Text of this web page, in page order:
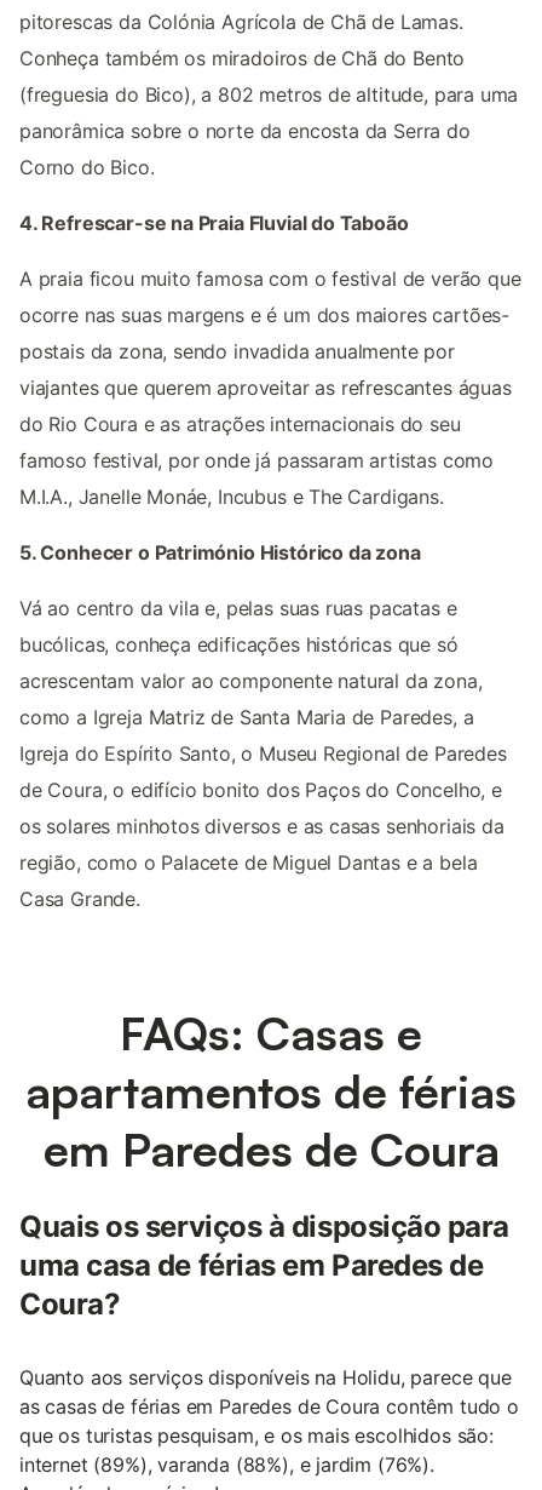
pitorescas da Colónia Agrícola de Chã de Lamas.
Conheça também os miradoiros de Chã do Bento
(freguesia do Bico), a 802 metros de altitude, para uma
panorâmica sobre o norte da encosta da Serra do
Corno do Bico.
4. Refrescar-se na Praia Fluvial do Taboão
A praia ficou muito famosa com o festival de verão que
ocorre nas suas margens e é um dos maiores cartões-
postais da zona, sendo invadida anualmente por
viajantes que querem aproveitar as refrescantes águas
do Rio Coura e as atrações internacionais do seu
famoso festival, por onde já passaram artistas como
M.I.A., Janelle Monáe, Incubus e The Cardigans.
5. Conhecer o Património Histórico da zona
Vá ao centro da vila e, pelas suas ruas pacatas e
bucólicas, conheça edificações históricas que só
acrescentam valor ao componente natural da zona,
como a Igreja Matriz de Santa Maria de Paredes, a
Igreja do Espírito Santo, o Museu Regional de Paredes
de Coura, o edifício bonito dos Paços do Concelho, e
os solares minhotos diversos e as casas senhoriais da
região, como o Palacete de Miguel Dantas e a bela
Casa Grande.
FAQs: Casas e
apartamentos de férias
em Paredes de Coura
Quais os serviços à disposição para
uma casa de férias em Paredes de
Coura?
Quanto aos serviços disponíveis na Holidu, parece que
as casas de férias em Paredes de Coura contêm tudo o
que os turistas pesquisam, e os mais escolhidos são:
internet (89%), varanda (88%), e jardim (76%).